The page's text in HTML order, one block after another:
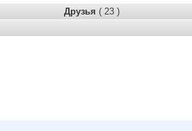
Друзья ( 23 )